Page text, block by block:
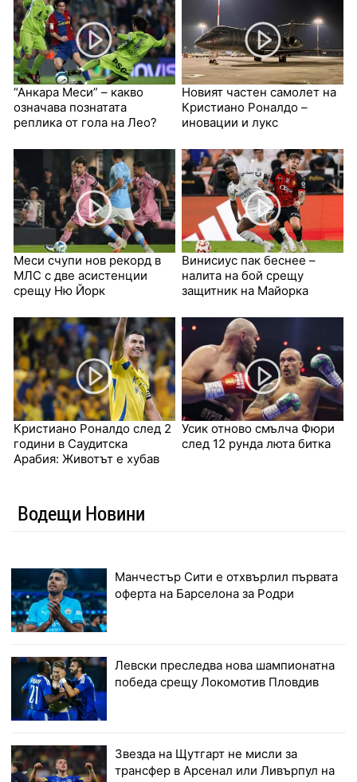
“Анкара Меси” – какво
означава познатата
реплика от гола на Лео?
Новият частен самолет на
Кристиано Роналдо –
иновации и лукс
Меси счупи нов рекорд в
МЛС с две асистенции
срещу Ню Йорк
Винисиус пак беснее –
налита на бой срещу
защитник на Майорка
Кристиано Роналдо след 2
години в Саудитска
Арабия: Животът е хубав
Усик отново смълча Фюри
след 12 рунда люта битка
Водещи Новини
Манчестър Сити е отхвърлил първата
оферта на Барселона за Родри
Левски преследва нова шампионатна
победа срещу Локомотив Пловдив
Звезда на Щутгарт не мисли за
трансфер в Арсенал или Ливърпул на